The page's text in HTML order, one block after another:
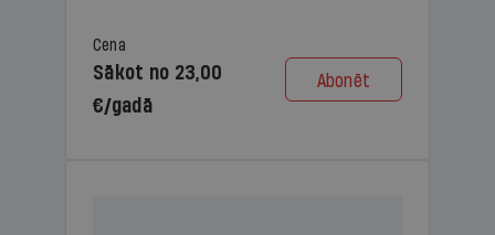
Cena
Sākot no 23,00
€/gadā
Abonēt